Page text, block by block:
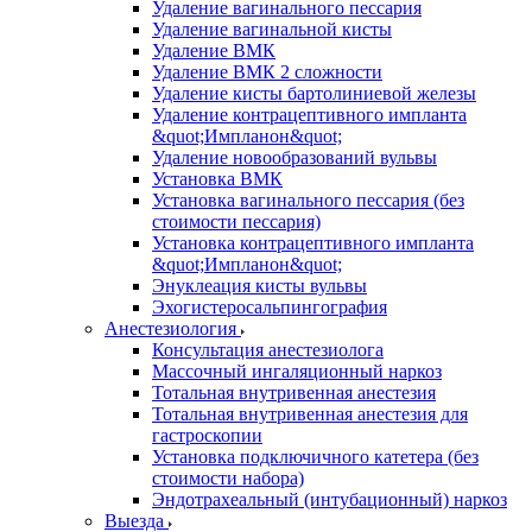
Удаление вагинального пессария
Удаление вагинальной кисты
Удаление ВМК
Удаление ВМК 2 сложности
Удаление кисты бартолиниевой железы
Удаление контрацептивного импланта
&quot;Импланон&quot;
Удаление новообразований вульвы
Установка ВМК
Установка вагинального пессария (без
стоимости пессария)
Установка контрацептивного импланта
&quot;Импланон&quot;
Энуклеация кисты вульвы
Эхогистеросальпингография
Анестезиология
Консультация анестезиолога
Массочный ингаляционный наркоз
Тотальная внутривенная анестезия
Тотальная внутривенная анестезия для
гастроскопии
Установка подключичного катетера (без
стоимости набора)
Эндотрахеальный (интубационный) наркоз
Выезда